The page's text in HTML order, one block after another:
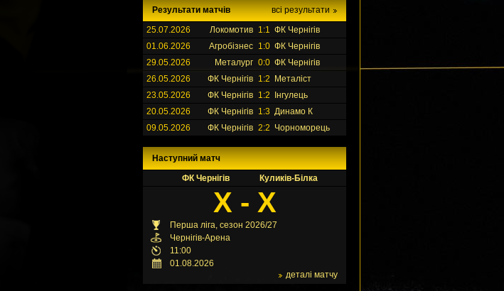
всі результати
Результати матчів
25.07.2026
Локомотив 1:1 ФК Чернігів
01.06.2026
Агробізнес 1:0 ФК Чернігів
29.05.2026
Металург 0:0 ФК Чернігів
26.05.2026
ФК Чернігів 1:2
Металіст
23.05.2026
ФК Чернігів 1:2
Інгулець
20.05.2026
ФК Чернігів 1:3 Динамо К
09.05.2026
ФК Чернігів 2:2 Чорноморець
Наступний матч
ФК Чернігів
Куликів-Білка
X - X
Перша ліга, сезон 2026/27
Чернігів-Арена
11:00
01.08.2026
деталі матчу